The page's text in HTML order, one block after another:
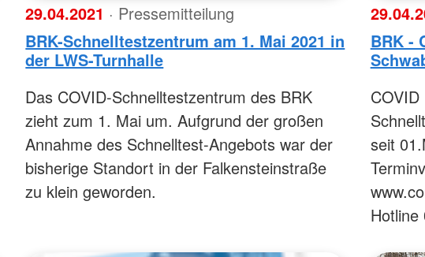
29.04.2021 · Pressemitteilung
BRK-Schnelltestzentrum am 1. Mai 2021 in
der LWS-Turnhalle
Das COVID-Schnelltestzentrum des BRK
zieht zum 1. Mai um. Aufgrund der großen
Annahme des Schnelltest-Angebots war der
bisherige Standort in der Falkensteinstraße
zu klein geworden.
BRK -
seit
Hotline